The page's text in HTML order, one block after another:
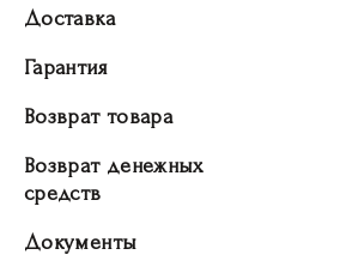
Доставка
Гарантия
Возврат товара
Возврат денежных
средств
Документы